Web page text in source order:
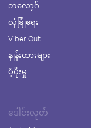
ဘလော့ဂ်
လုံခြုံရေး
Viber Out
နှုန်းထားများ
ပံ့ပိုးမှု
ဒေါင်းလုတ်